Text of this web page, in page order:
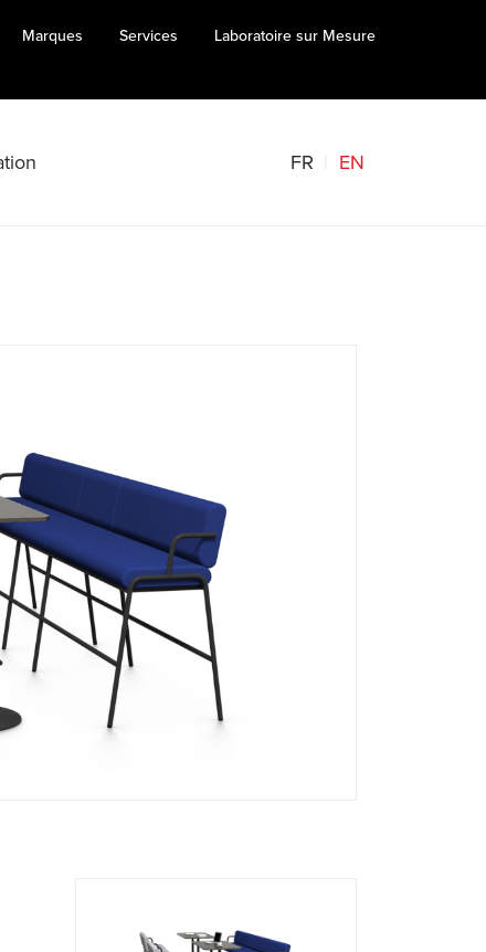
Marques Services
Laboratoire sur Mesure
FR EN